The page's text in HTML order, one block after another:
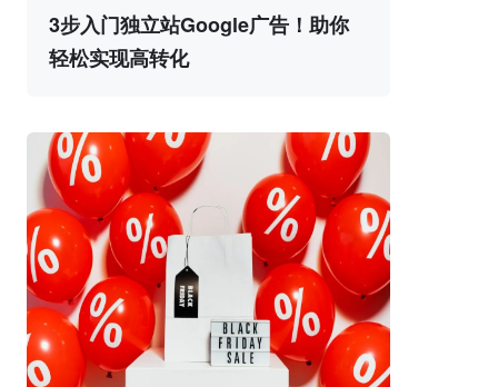
3步入门独立站Google广告！助你
轻松实现高转化